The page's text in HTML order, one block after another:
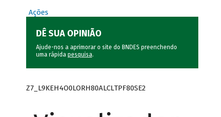
Ações
DÊ SUA OPINIÃO
Ajude-nos a aprimorar o site do BNDES preenchendo
uma rápida pesquisa.
Z7_L9KEH4O0LORH80ALCLTPF80SE2